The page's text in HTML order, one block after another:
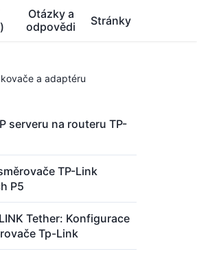
Otázky a
odpovědi
Stránky
a adaptéru
serveru na routeru TP-
TP-Link
P5
Tether: Konfigurace
Tp-Link